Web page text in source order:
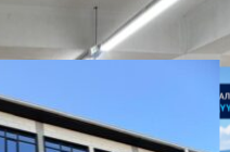
НАЧАЛОСЬ ОБУЧЕНИЕ
05.08.2026
31.07.2026
Абитуриент